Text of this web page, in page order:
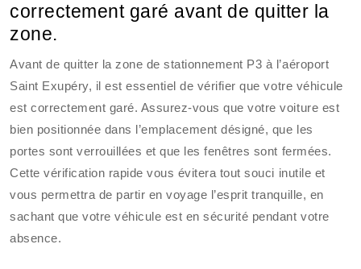
correctement garé avant de quitter la
zone.
Avant de quitter la zone de stationnement P3 à l’aéroport
Saint Exupéry, il est essentiel de vérifier que votre véhicule
est correctement garé. Assurez-vous que votre voiture est
bien positionnée dans l’emplacement désigné, que les
portes sont verrouillées et que les fenêtres sont fermées.
Cette vérification rapide vous évitera tout souci inutile et
vous permettra de partir en voyage l’esprit tranquille, en
sachant que votre véhicule est en sécurité pendant votre
absence.